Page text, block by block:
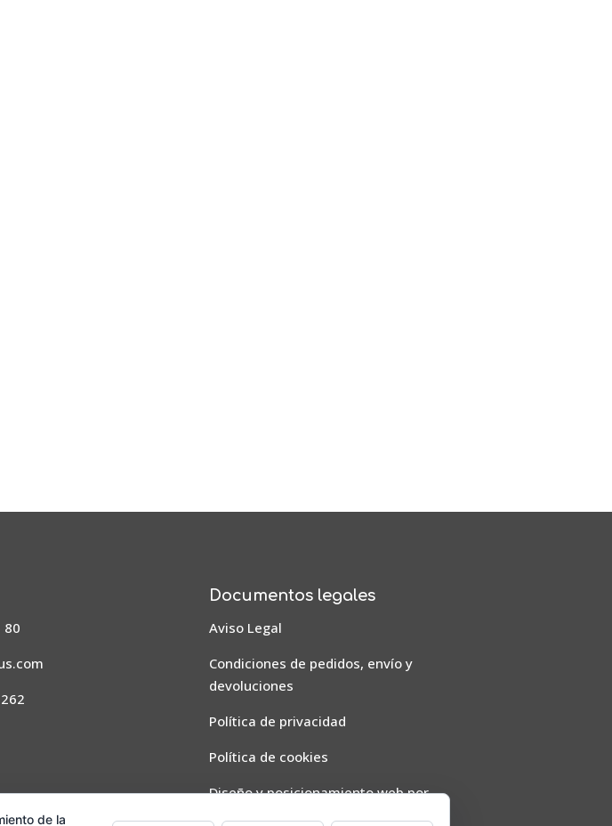
80
Documentos legales
Aviso Legal
Condiciones de pedidos, envío y
devoluciones
Política de privacidad
Política de cookies
Diseño y posicionamiento web por
de la